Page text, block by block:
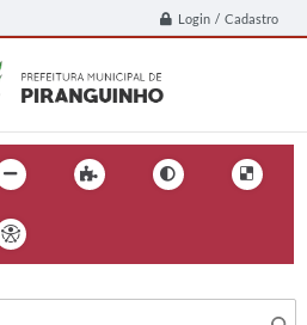
Login / Cadastro